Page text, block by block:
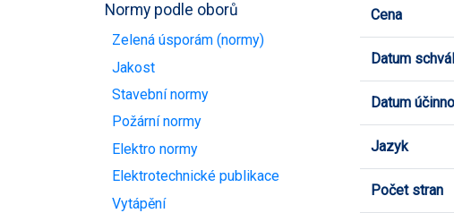
Normy podle oborů
Zelená úsporám (normy)
Jakost
Stavební normy
Požární normy
Elektro normy
Elektrotechnické publikace
Vytápění
Cena
Datum
Datum
Jazyk
Počet stran